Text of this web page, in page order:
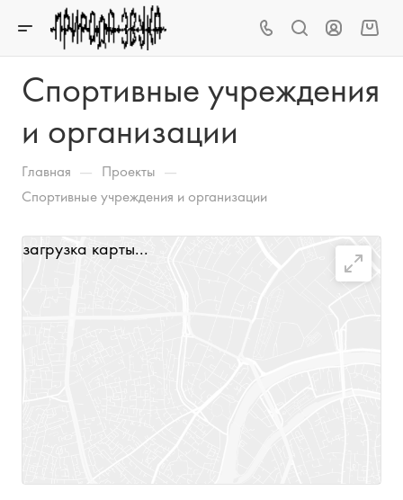
Спортивные учреждения
и организации
Главная — Проекты —
Спортивные учреждения и организации
загрузка карты...